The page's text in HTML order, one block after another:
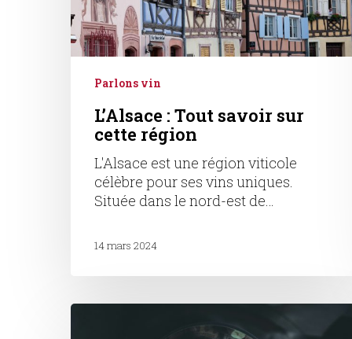
Parlons vin
L’Alsace : Tout savoir sur
cette région
L'Alsace est une région viticole
célèbre pour ses vins uniques.
Située dans le nord-est de…
14 mars 2024
Droit